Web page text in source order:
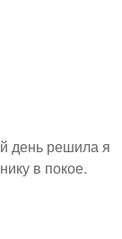
день решила я
в покое.